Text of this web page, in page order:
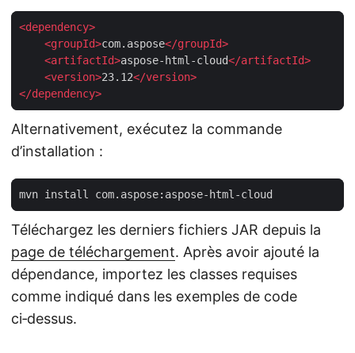
<dependency>
<groupId>com.aspose</groupId>
<artifactId>aspose-html-cloud</artifactId>
<version>23.12</version>
</dependency>
Alternativement, exécutez la commande
d’installation :
Téléchargez les derniers fichiers JAR depuis la
page de téléchargement. Après avoir ajouté la
dépendance, importez les classes requises
comme indiqué dans les exemples de code
ci‑dessus.